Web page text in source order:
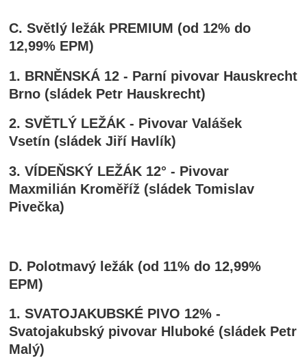
C. Světlý ležák PREMIUM (od 12% do
12,99% EPM)
1. BRNĚNSKÁ 12 - Parní pivovar Hauskrecht
Brno (sládek Petr Hauskrecht)
2. SVĚTLÝ LEŽÁK - Pivovar Valášek
Vsetín (sládek Jiří Havlík)
3. VÍDEŇSKÝ LEŽÁK 12°- Pivovar
Maxmilián Kroměříž (sládek Tomislav
Pivečka)
D. Polotmavý ležák (od 11% do 12,99%
EPM)
1. SVATOJAKUBSKÉ PIVO 12% -
Svatojakubský pivovar Hluboké (sládek Petr
Malý)